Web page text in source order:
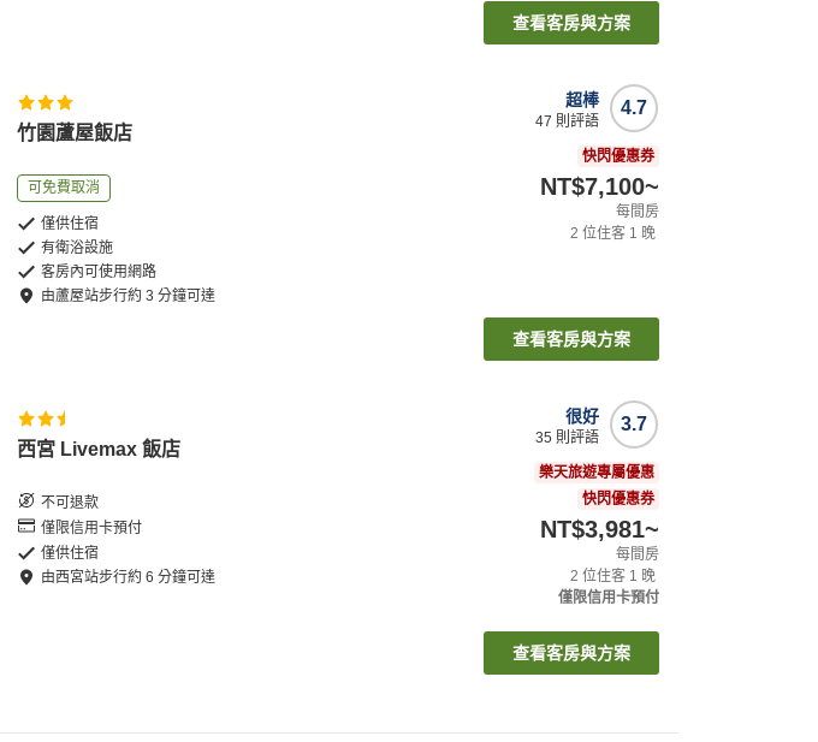
查看客房與方案
竹園蘆屋飯店
可免費取消
僅供住宿
有衛浴設施
客房內可使用網路
由蘆屋站步行約3 分鐘可達
4.7
超棒
47 則評語
快閃優惠券
NT$7,100~
每間房
2 位住客 1 晚
查看客房與方案
西宮 Livemax 飯店
不可退款
僅限信用卡預付
僅供住宿
由西宮站步行約6 分鐘可達
3.7
很好
35 則評語
樂天旅遊專屬優惠
快閃優惠券
NT$3,981~
每間房
2 位住客 1 晚
僅限信用卡預付
查看客房與方案